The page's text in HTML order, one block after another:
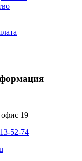
19
52-74